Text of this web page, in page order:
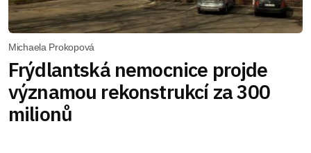
Michaela Prokopová
Frýdlantská nemocnice projde
významou rekonstrukcí za 300
milionů